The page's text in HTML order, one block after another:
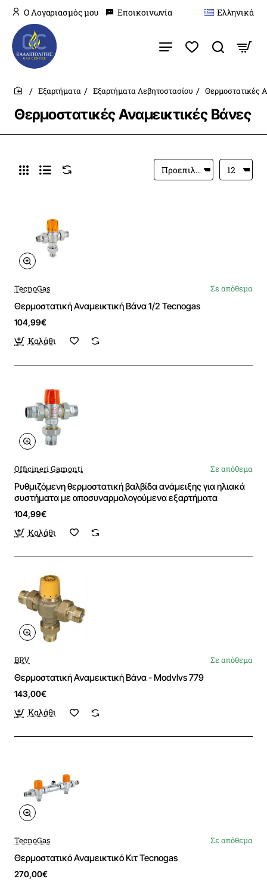
O Λογαριασμός μου Εποικοινωνία Ελληνικά
Θερμοστατικές Αναμεικτικές Βάνες
home
Εξαρτήματα Εξαρτήματα Λεβητοστασίου Θερμοστατικές
TecnoGas Σε απόθεμα
Θερμοστατική Αναμεικτική Βάνα 1/2 Tecnogas
104,99€
Καλάθι
Officineri Gamonti Σε απόθεμα
Ρυθμιζόμενη θερμοστατική βαλβίδα ανάμειξης για ηλιακά
συστήματα με αποσυναρμολογούμενα εξαρτήματα
104,99€
Καλάθι
BRV Σε απόθεμα
Θερμοστατική Αναμεικτική Βάνα - Modvlvs 779
143,00€
Καλάθι
TecnoGas Σε απόθεμα
Θερμοστατικό Αναμεικτικό Κιτ Tecnogas
270,00€